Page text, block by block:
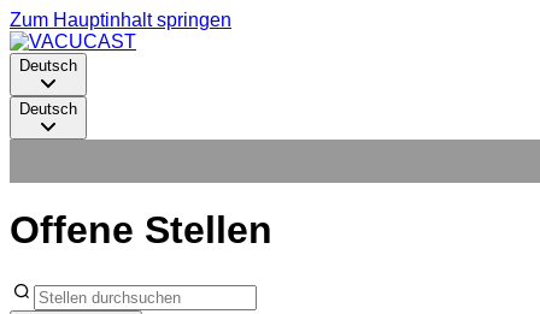
Zum Hauptinhalt springen
Deutsch
Deutsch
Offene Stellen